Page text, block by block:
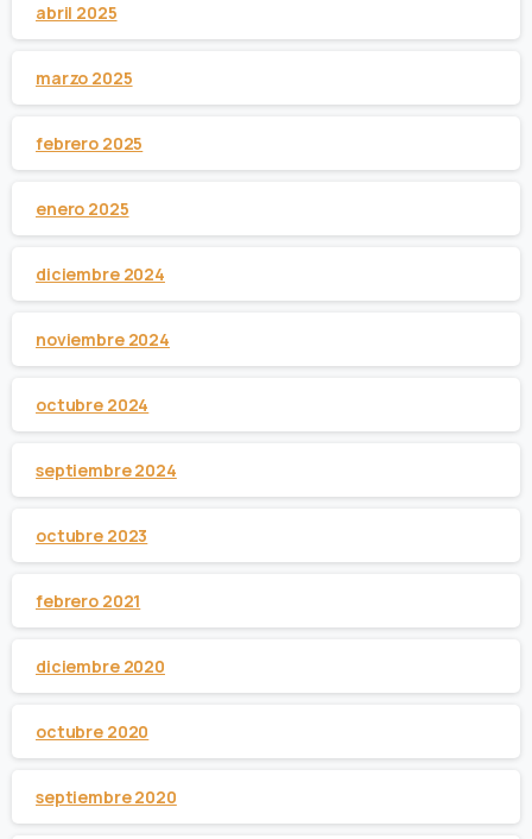
abril 2025
marzo 2025
febrero 2025
enero 2025
diciembre 2024
noviembre 2024
octubre 2024
septiembre 2024
octubre 2023
febrero 2021
diciembre 2020
octubre 2020
septiembre 2020